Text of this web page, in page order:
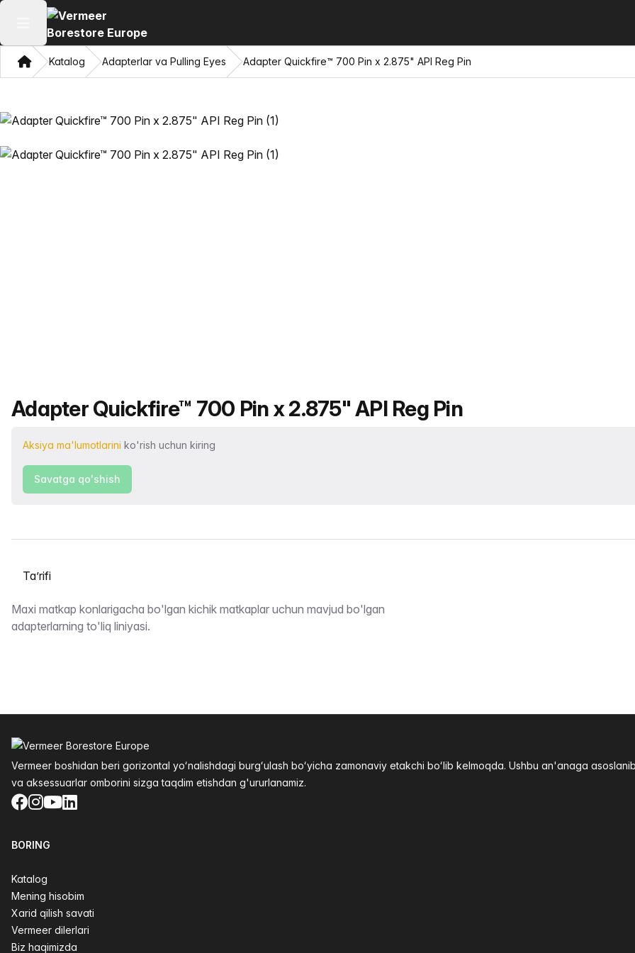
Asosiy menyuni ochish
Bosh sahifa
Katalog Adapterlar va Pulling Eyes Adapter Quickfire™ 700 Pin x 2.875" API Reg Pin
Mahsulot nomi
Adapter Quickfire™ 700 Pin x 2.875" API Reg Pin
Aksiya ma'lumotlarini ko'rish uchun kiring
Savatga qo'shish
Yorliqni tanlash
Taʼrifi
Maxi matkap konlarigacha bo'lgan kichik matkaplar uchun mavjud bo'lgan
adapterlarning to'liq liniyasi.
Vermeer boshidan beri gorizontal yoʻnalishdagi burgʻulash boʻyicha zamonaviy etakchi boʻlib kelmoqda. Ushbu an'anaga
va aksessuarlar omborini sizga taqdim etishdan g'ururlanamiz.
Facebook
Instagram
YouTube
LinkedIn
BORING
Katalog
Mening hisobim
Xarid qilish savati
Vermeer dilerlari
Biz haqimizda